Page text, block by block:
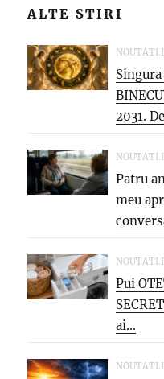
ALTE STIRI
2031.
Patru
meu
Pui
ai...